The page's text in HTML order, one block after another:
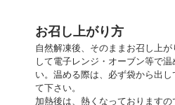
お召し上がり方
自然解凍後、そのままお召し上
して電子レンジ・オーブン等で
い。温める際は、必ず袋から出
て下さい。
加熱後は、熱くなっておりますの